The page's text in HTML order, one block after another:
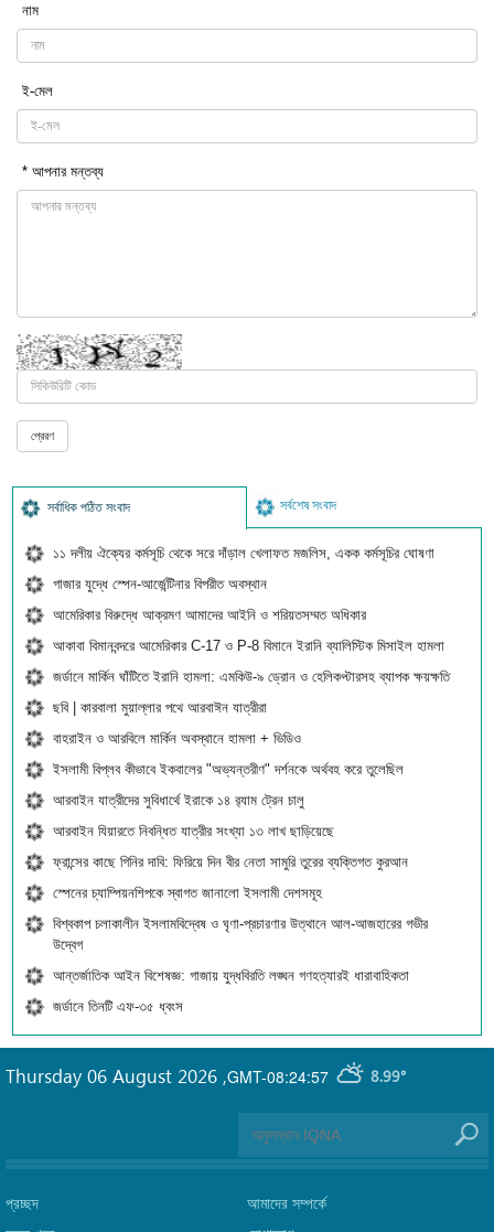
নাম
ই-মেল
* আপনার মন্তব্য
সর্বাধিক পঠিত সংবাদ সর্বশেষ সংবাদ
১১ দলীয় ঐক্যের কর্মসূচি থেকে সরে দাঁড়াল খেলাফত মজলিস, একক কর্মসূচির ঘোষণা
গাজার যুদ্ধে স্পেন-আর্জেন্টিনার বিপরীত অবস্থান
আমেরিকার বিরুদ্ধে আক্রমণ আমাদের আইনি ও শরিয়তসম্মত অধিকার
আকাবা বিমানবন্দরে আমেরিকার C-17 ও P-8 বিমানে ইরানি ব্যালিস্টিক মিসাইল হামলা
জর্ডানে মার্কিন ঘাঁটিতে ইরানি হামলা: এমকিউ-৯ ড্রোন ও হেলিকপ্টারসহ ব্যাপক ক্ষয়ক্ষতি
ছবি | কারবালা মুয়াল্লার পথে আরবাঈন যাত্রীরা
বাহরাইন ও আরবিলে মার্কিন অবস্থানে হামলা + ভিডিও
ইসলামী বিপ্লব কীভাবে ইকবালের "অভ্যন্তরীণ" দর্শনকে অর্থবহ করে তুলেছিল
আরবাইন যাত্রীদের সুবিধার্থে ইরাকে ১৪ র‍্যাম ট্রেন চালু
আরবাইন যিয়ারতে নিবন্ধিত যাত্রীর সংখ্যা ১৩ লাখ ছাড়িয়েছে
ফ্রান্সের কাছে গিনির দাবি: ফিরিয়ে দিন বীর নেতা সামুরি তুরের ব্যক্তিগত কুরআন
স্পেনের চ্যাম্পিয়নশিপকে স্বাগত জানালো ইসলামী দেশসমূহ
বিশ্বকাপ চলাকালীন ইসলামবিদ্বেষ ও ঘৃণা-প্রচারণার উত্থানে আল-আজহারের গভীর
উদ্বেগ
আন্তর্জাতিক আইন বিশেষজ্ঞ: গাজায় যুদ্ধবিরতি লঙ্ঘন গণহত্যারই ধারাবাহিকতা
জর্ডানে তিনটি এফ-৩৫ ধ্বংস
GMT-08:24:57 8.99°
Thursday 06 August 2026 ,
প্রচ্ছদ
আমাদের সম্পর্কে